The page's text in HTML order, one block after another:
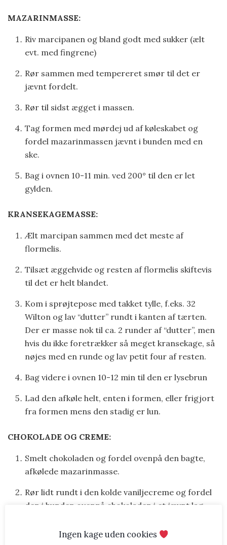
MAZARINMASSE:
Riv marcipanen og bland godt med sukker (ælt
evt. med fingrene)
Rør sammen med tempereret smør til det er
jævnt fordelt.
Rør til sidst ægget i massen.
Tag formen med mørdej ud af køleskabet og
fordel mazarinmassen jævnt i bunden med en
ske.
Bag i ovnen 10-11 min. ved 200° til den er let
gylden.
KRANSEKAGEMASSE:
Ælt marcipan sammen med det meste af
flormelis.
Tilsæt æggehvide og resten af flormelis skiftevis
til det er helt blandet.
Kom i sprøjtepose med takket tylle, f.eks. 32
Wilton og lav “dutter” rundt i kanten af tærten.
Der er masse nok til ca. 2 runder af “dutter”, men
hvis du ikke foretrækker så meget kransekage, så
nøjes med en runde og lav petit four af resten.
Bag videre i ovnen 10-12 min til den er lysebrun
Lad den afkøle helt, enten i formen, eller frigjort
fra formen mens den stadig er lun.
CHOKOLADE OG CREME:
Smelt chokoladen og fordel ovenpå den bagte,
afkølede mazarinmasse.
Rør lidt rundt i den kolde vaniljecreme og fordel
den i bunden ovenpå chokoladen i et jævnt lag.
chokoladen, så er det lettest at lave en pæn kant
Ingen kage uden cookies